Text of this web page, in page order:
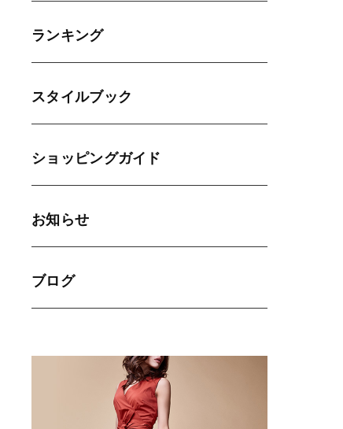
ランキング
スタイルブック
ショッピングガイド
お知らせ
ブログ